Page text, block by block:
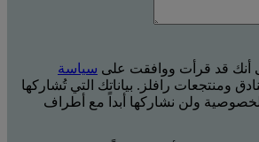
أنك قد قرأت ووافقت على سياسة
ومنتجعات رافلز. بياناتك التي تُشاركها
ولن نشاركها أبداً مع أطراف